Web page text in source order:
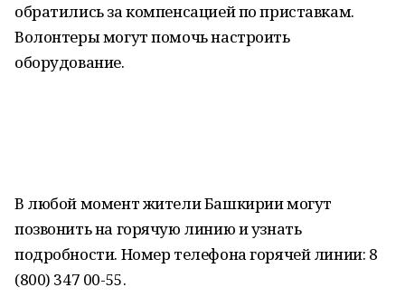
обратились за компенсацией по приставкам.
Волонтеры могут помочь настроить
оборудование.
В любой момент жители Башкирии могут
позвонить на горячую линию и узнать
подробности. Номер телефона горячей линии: 8
(800) 347 00-55.